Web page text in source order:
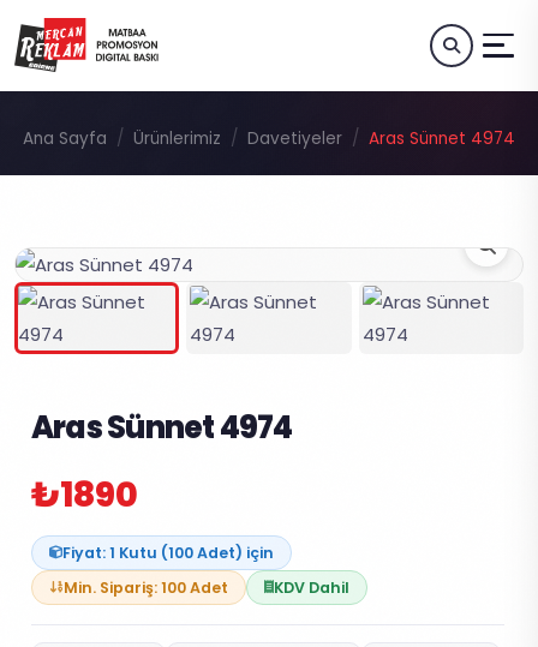
Ana Sayfa Ürünlerimiz Davetiyeler Aras Sünnet 4974
Aras Sünnet 4974
₺1890
Fiyat: 1 Kutu (100 Adet) için
Min. Sipariş: 100 Adet
KDV Dahil